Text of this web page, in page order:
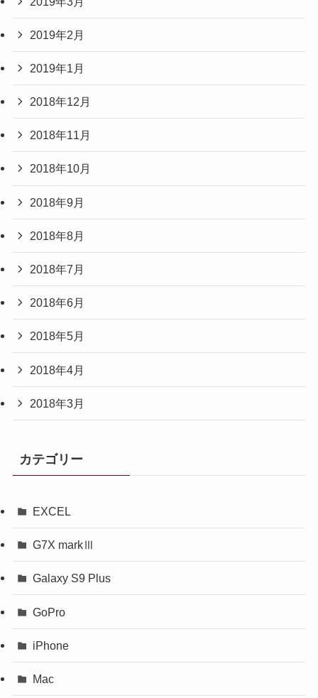
2019年2月
2019年1月
2018年12月
2018年11月
2018年10月
2018年9月
2018年8月
2018年7月
2018年6月
2018年5月
2018年4月
2018年3月
カテゴリー
EXCEL
G7X markⅢ
Galaxy S9 Plus
GoPro
iPhone
Mac